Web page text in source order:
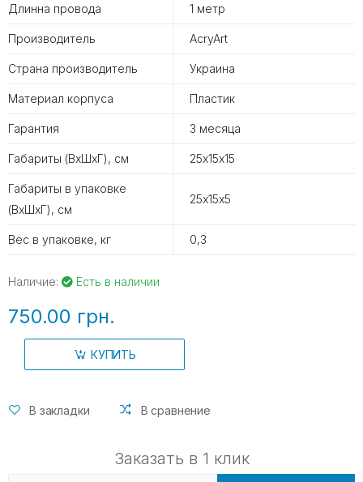
Длинна провода 1 метр
Производитель AcryArt
Страна производитель Украина
Материал корпуса Пластик
Гарантия 3 месяца
Габариты (ВхШхГ), см 25х15х15
Габариты в упаковке
(ВхШхГ), см
25х15х5
Вес в упаковке, кг 0,3
Наличие: Есть в наличии
750.00 грн.
КУПИТЬ
В закладки В сравнение
Заказать в 1 клик